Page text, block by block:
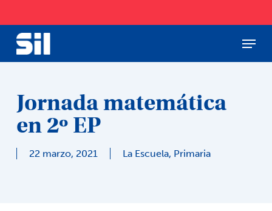
main
content
Menu
Jornada matemática
en 2º EP
22 marzo, 2021 La Escuela, Primaria
Close
Menu